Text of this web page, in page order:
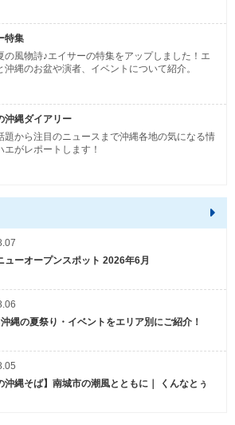
特集
の風物詩♪エイサーの特集をアップしました！エ
沖縄のお盆や演者、イベントについて紹介。
沖縄ダイアリー
題から注目のニュースまで沖縄各地の気になる情
エがレポートします！
ューオープンスポット 2026年6月
縄の夏祭り・イベントをエリア別にご紹介！
沖縄そば】南城市の潮風とともに｜ くんなとぅ